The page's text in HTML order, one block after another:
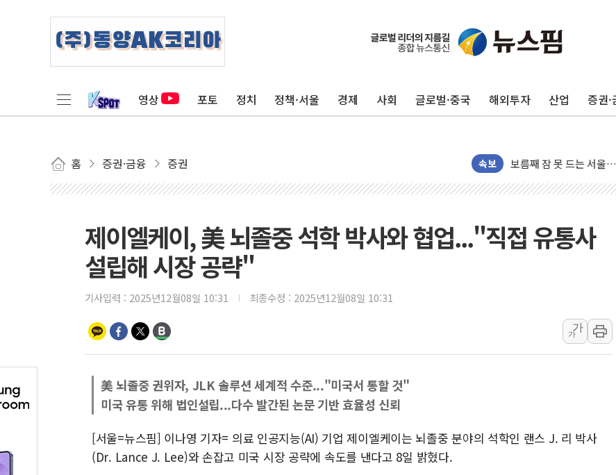
영상 포토 정치 정책·서울 경제 사회 글로벌·중국 해외투자 산업 증권·
홈 증권·금융 증권 속보
미일 환율공조 뒷말 무
우유자조금, 노인복지
4자 연합 균열에 분쟁
금호석유화학, 2분기 영
대우건설, 50대 이강석
비츠로넥스텍, 한화에어
"주식이야 코인이야"…
에쓰씨엔지니어링, 큐
제이엘케이, 美 뇌졸중 석학 박사와 협업..."직접 유통사
설립해 시장 공략"
기사입력 : 2025년12월08일 10:31 최종수정 : 2025년12월08일 10:31
가
가
美 뇌졸중 권위자, JLK 솔루션 세계적 수준..."미국서 통할 것"
미국 유통 위해 법인설립...다수 발간된 논문 기반 효율성 신뢰
[서울=뉴스핌] 이나영 기자= 의료 인공지능(AI) 기업 제이엘케이는 뇌졸중 분야의 석학인 랜스 J. 리 박사
(Dr. Lance J. Lee)와 손잡고 미국 시장 공략에 속도를 낸다고 8일 밝혔다.